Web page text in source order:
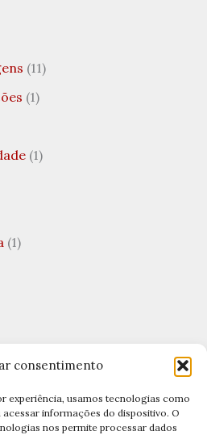
consentimento
experiência, usamos tecnologias como
informações do dispositivo. O
nos permite processar dados
(11)
(1)
(1)
(1)